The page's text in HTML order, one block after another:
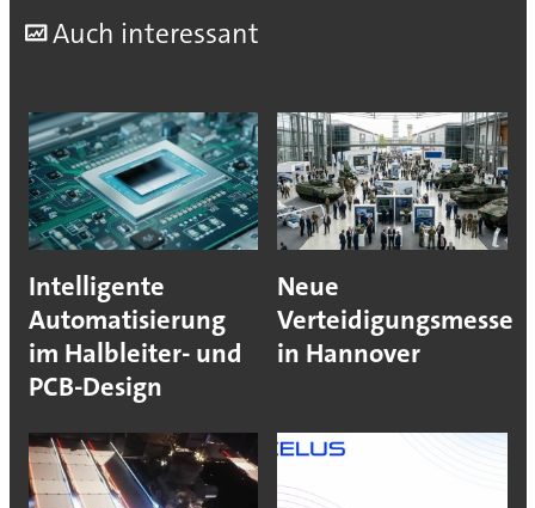
Auch interessant
Intelligente
Automatisierung
im Halbleiter- und
PCB-Design
Neue
Verteidigungsmesse
in Hannover